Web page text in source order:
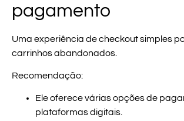
pagamento
Uma experiência de checkout simples
carrinhos abandonados.
Recomendação:
Ele oferece várias opções de
plataformas digitais.